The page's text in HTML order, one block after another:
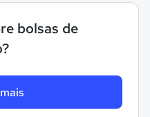
bolsas de